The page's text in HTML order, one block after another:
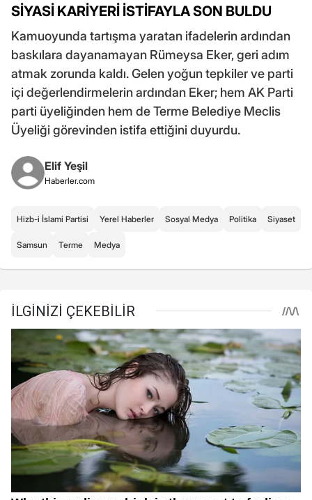
SİYASİ KARİYERİ İSTİFAYLA SON BULDU
Kamuoyunda tartışma yaratan ifadelerin ardından
baskılara dayanamayan Rümeysa Eker, geri adım
atmak zorunda kaldı. Gelen yoğun tepkiler ve parti
içi değerlendirmelerin ardından Eker; hem AK Parti
parti üyeliğinden hem de Terme Belediye Meclis
Üyeliği görevinden istifa ettiğini duyurdu.
Elif Yeşil
Haberler.com
Hizb-i İslami Partisi Yerel Haberler Sosyal Medya Politika Siyaset
Samsun Terme Medya